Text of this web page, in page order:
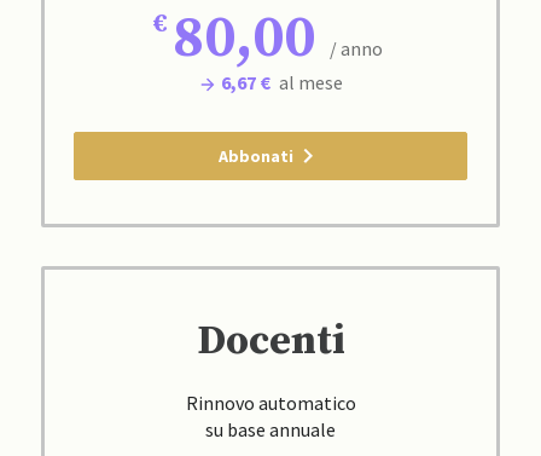
80,00
/ anno
6,67 € al mese
Abbonati
Docenti
Rinnovo automatico
su base annuale